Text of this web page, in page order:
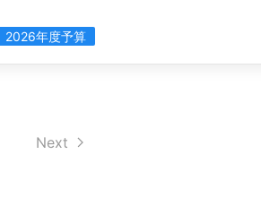
2026年度予算
Next